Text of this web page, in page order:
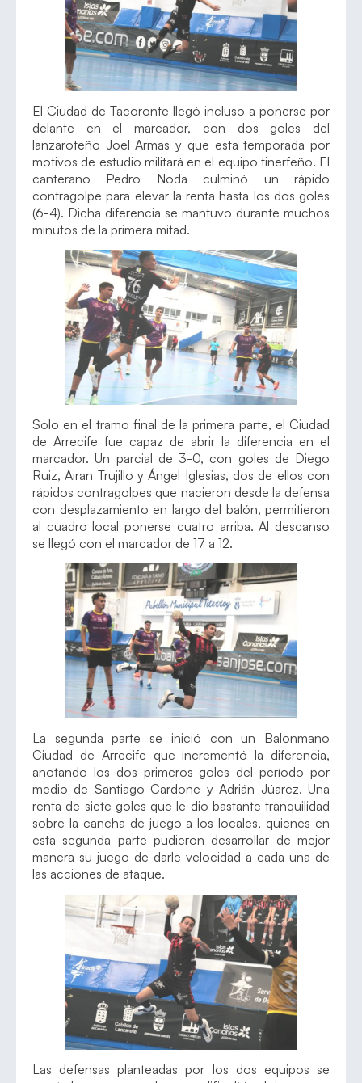
El Ciudad de Tacoronte llegó incluso a ponerse por
delante en el marcador, con dos goles del
lanzaroteño Joel Armas y que esta temporada por
motivos de estudio militará en el equipo tinerfeño. El
canterano Pedro Noda culminó un rápido
contragolpe para elevar la renta hasta los dos goles
(6-4). Dicha diferencia se mantuvo durante muchos
minutos de la primera mitad.
Solo en el tramo final de la primera parte, el Ciudad
de Arrecife fue capaz de abrir la diferencia en el
marcador. Un parcial de 3-0, con goles de Diego
Ruiz, Airan Trujillo y Ángel Iglesias, dos de ellos con
rápidos contragolpes que nacieron desde la defensa
con desplazamiento en largo del balón, permitieron
al cuadro local ponerse cuatro arriba. Al descanso
se llegó con el marcador de 17 a 12.
La segunda parte se inició con un Balonmano
Ciudad de Arrecife que incrementó la diferencia,
anotando los dos primeros goles del período por
medio de Santiago Cardone y Adrián Júarez. Una
renta de siete goles que le dio bastante tranquilidad
sobre la cancha de juego a los locales, quienes en
esta segunda parte pudieron desarrollar de mejor
manera su juego de darle velocidad a cada una de
las acciones de ataque.
Las defensas planteadas por los dos equipos se